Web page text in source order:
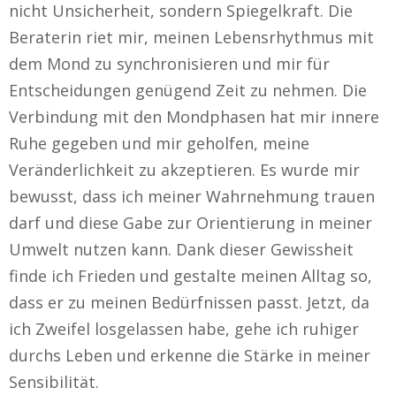
nicht Unsicherheit, sondern Spiegelkraft. Die
Beraterin riet mir, meinen Lebensrhythmus mit
dem Mond zu synchronisieren und mir für
Entscheidungen genügend Zeit zu nehmen. Die
Verbindung mit den Mondphasen hat mir innere
Ruhe gegeben und mir geholfen, meine
Veränderlichkeit zu akzeptieren. Es wurde mir
bewusst, dass ich meiner Wahrnehmung trauen
darf und diese Gabe zur Orientierung in meiner
Umwelt nutzen kann. Dank dieser Gewissheit
finde ich Frieden und gestalte meinen Alltag so,
dass er zu meinen Bedürfnissen passt. Jetzt, da
ich Zweifel losgelassen habe, gehe ich ruhiger
durchs Leben und erkenne die Stärke in meiner
Sensibilität.